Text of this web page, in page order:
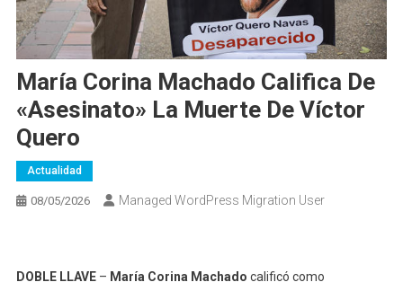
María Corina Machado Califica De
«asesinato» La Muerte De Víctor
Quero
Actualidad
08/05/2026 Managed WordPress Migration User
DOBLE LLAVE– María Corina Machado calificó como